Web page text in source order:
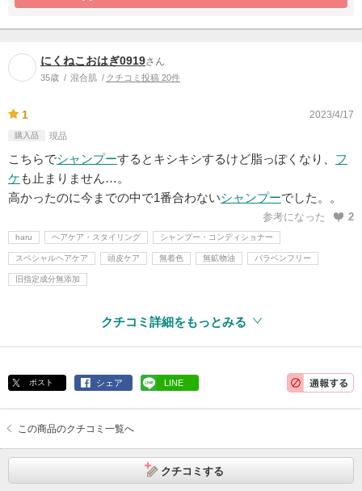
にくねこおはぎ0919さん
35歳 混合肌 クチコミ投稿 20件
1 2023/4/17
購入品 現品
こちらでシャンプーするとキシキシするけど脂っぽくなり、 フ
ケ も止まりません…。
高かったのに今までの中で1番合わないシャンプーでした。。
参考になった 2
haru ヘアケア・スタイリング シャンプー・コンディショナー
スペシャルヘアケア 頭皮ケア 無着色 無鉱物油 パラベンフリー
旧指定成分無添加
クチコミ詳細をもっとみる
ポスト シェア LINE
この商品のクチコミ一覧へ
クチコミする